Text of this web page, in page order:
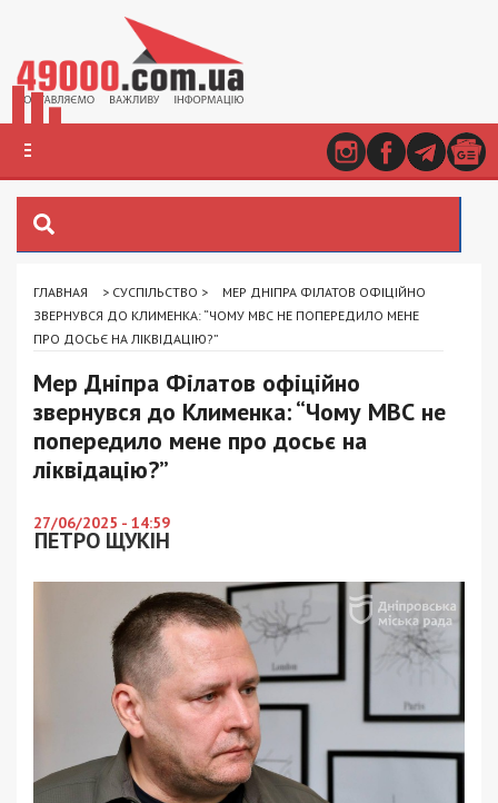
ГЛАВНАЯ > СУСПІЛЬСТВО >
МЕР ДНІПРА ФІЛАТОВ ОФІЦІЙНО
ЗВЕРНУВСЯ ДО КЛИМЕНКА: “ЧОМУ МВС НЕ ПОПЕРЕДИЛО МЕНЕ
ПРО ДОСЬЄ НА ЛІКВІДАЦІЮ?”
Мер Дніпра Філатов офіційно
звернувся до Клименка: “Чому МВС не
попередило мене про досьє на
ліквідацію?”
27/06/2025 - 14:59
ПЕТРО ЩУКІН